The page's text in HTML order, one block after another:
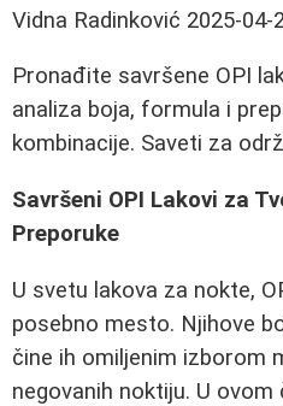
Vidna Radinković 2025-04-
Pronađite savršene OPI
analiza boja, formula i
kombinacije. Saveti za
Savršeni OPI Lakovi za
Preporuke
U svetu lakova za nokte,
posebno mesto. Njihove
čine ih omiljenim izborom
negovanih noktiju. U